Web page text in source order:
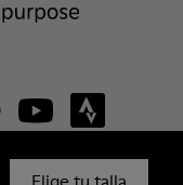
Elige tu talla